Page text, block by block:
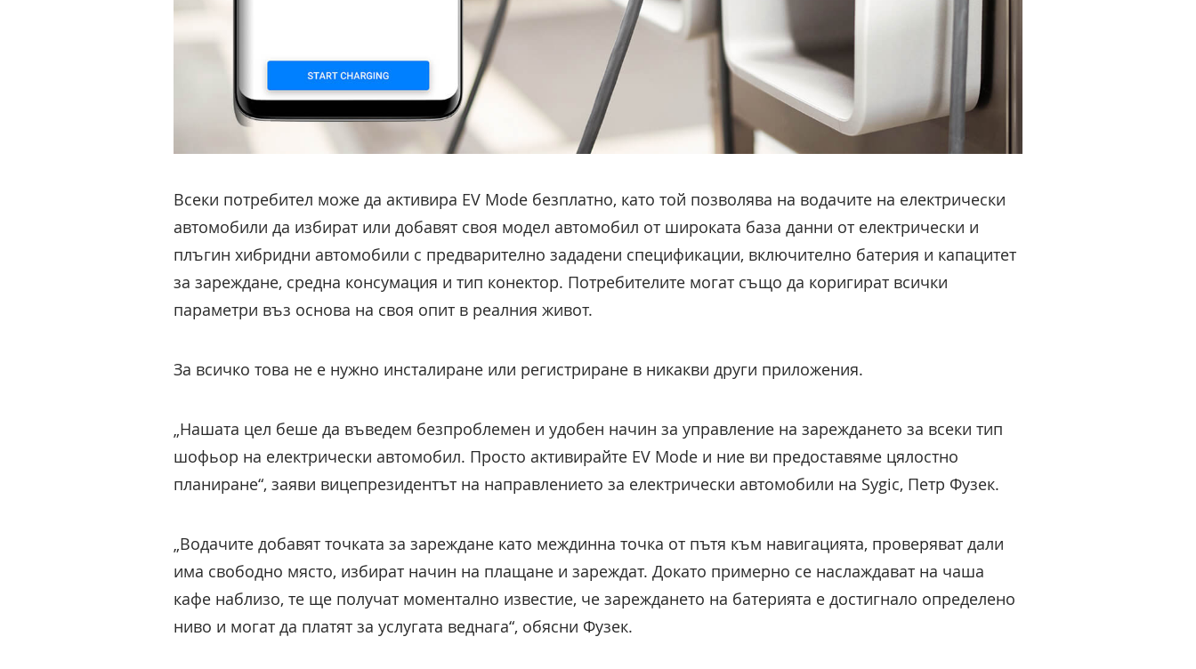
Всеки потребител може да активира EV Mode безплатно, като той позволява на водачите на електрически
автомобили да избират или добавят своя модел автомобил от широката база данни от електрически и
плъгин хибридни автомобили с предварително зададени спецификации, включително батерия и капацитет
за зареждане, средна консумация и тип конектор. Потребителите могат също да коригират всички
параметри въз основа на своя опит в реалния живот.
За всичко това не е нужно инсталиране или регистриране в никакви други приложения.
„Нашата цел беше да въведем безпроблемен и удобен начин за управление на зареждането за всеки тип
шофьор на електрически автомобил. Просто активирайте EV Mode и ние ви предоставяме цялостно
планиране“, заяви вицепрезидентът на направлението за електрически автомобили на Sygic, Петр Фузек.
„Водачите добавят точката за зареждане като междинна точка от пътя към навигацията, проверяват дали
има свободно място, избират начин на плащане и зареждат. Докато примерно се наслаждават на чаша
кафе наблизо, те ще получат моментално известие, че зареждането на батерията е достигнало определено
ниво и могат да платят за услугата веднага“, обясни Фузек.